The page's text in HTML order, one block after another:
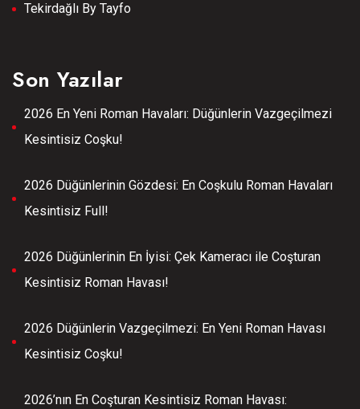
Tekirdağlı By Tayfo
Son Yazılar
2026 En Yeni Roman Havaları: Düğünlerin Vazgeçilmezi
Kesintisiz Coşku!
2026 Düğünlerinin Gözdesi: En Coşkulu Roman Havaları
Kesintisiz Full!
2026 Düğünlerinin En İyisi: Çek Kameracı ile Coşturan
Kesintisiz Roman Havası!
2026 Düğünlerin Vazgeçilmezi: En Yeni Roman Havası
Kesintisiz Coşku!
2026’nın En Coşturan Kesintisiz Roman Havası: